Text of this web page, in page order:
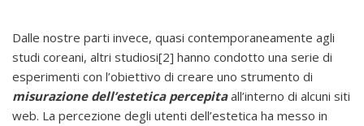
Dalle nostre parti invece, quasi contemporaneamente agli
studi coreani, altri studiosi[2] hanno condotto una serie di
esperimenti con l’obiettivo di creare uno strumento di
misurazione dell’estetica percepitaall’interno di alcuni siti
web. La percezione degli utenti dell’estetica ha messo in